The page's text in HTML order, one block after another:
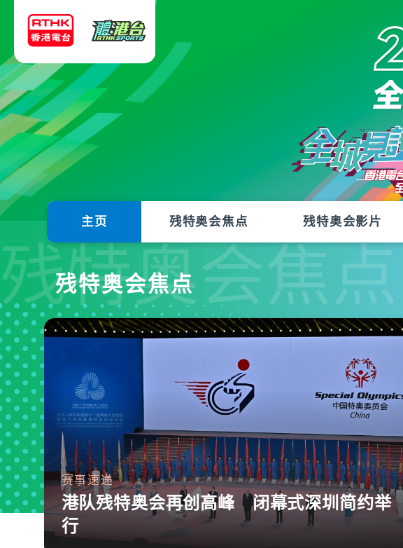
主页 残特奥会焦点 残特奥会影片
残特奥会焦点
残特奥会焦点
赛事速递
港队残特奥会再创高峰 闭幕式深圳简约举
行